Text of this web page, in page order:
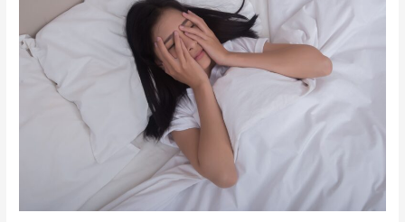
factores
en
verano